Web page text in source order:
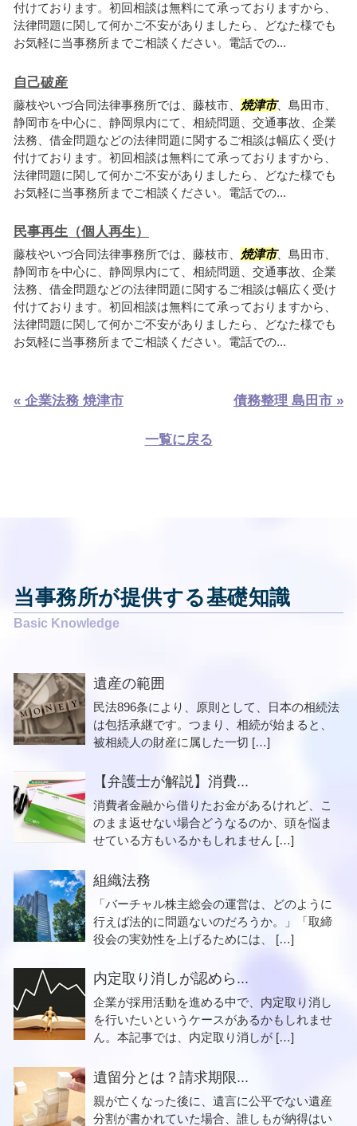
付けております。初回相談は無料にて承っておりますから、
法律問題に関して何かご不安がありましたら、どなた様でも
お気軽に当事務所までご相談ください。電話での...
自己破産
藤枝やいづ合同法律事務所では、藤枝市、 焼津市、島田市、
静岡市を中心に、静岡県内にて、相続問題、交通事故、企業
法務、借金問題などの法律問題に関するご相談は幅広く受け
付けております。初回相談は無料にて承っておりますから、
法律問題に関して何かご不安がありましたら、どなた様でも
お気軽に当事務所までご相談ください。電話での...
民事再生（個人再生）
藤枝やいづ合同法律事務所では、藤枝市、 焼津市、島田市、
静岡市を中心に、静岡県内にて、相続問題、交通事故、企業
法務、借金問題などの法律問題に関するご相談は幅広く受け
付けております。初回相談は無料にて承っておりますから、
法律問題に関して何かご不安がありましたら、どなた様でも
お気軽に当事務所までご相談ください。電話での...
« 企業法務 焼津市 債務整理 島田市 »
一覧に戻る
当事務所が提供する基礎知識
遺産の範囲
民法896条により、原則として、日本の相続法
は包括承継です。つまり、相続が始まると、
被相続人の財産に属した一切 […]
【弁護士が解説】消費...
消費者金融から借りたお金があるけれど、こ
のまま返せない場合どうなるのか、頭を悩ま
せている方もいるかもしれません […]
組織法務
「バーチャル株主総会の運営は、どのように
行えば法的に問題ないのだろうか。」「取締
役会の実効性を上げるためには、 […]
内定取り消しが認めら...
企業が採用活動を進める中で、内定取り消し
を行いたいというケースがあるかもしれませ
ん。本記事では、内定取り消しが […]
遺留分とは？請求期限...
親が亡くなった後に、遺言に公平でない遺産
分割が書かれていた場合、誰しもが納得はい